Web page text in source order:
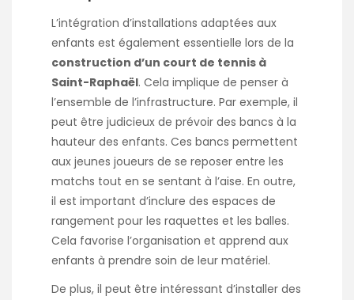
L’intégration d’installations adaptées aux
enfants est également essentielle lors de la
construction d’un court de tennis à
Saint-Raphaël. Cela implique de penser à
l’ensemble de l’infrastructure. Par exemple, il
peut être judicieux de prévoir des bancs à la
hauteur des enfants. Ces bancs permettent
aux jeunes joueurs de se reposer entre les
matchs tout en se sentant à l’aise. En outre,
il est important d’inclure des espaces de
rangement pour les raquettes et les balles.
Cela favorise l’organisation et apprend aux
enfants à prendre soin de leur matériel.
De plus, il peut être intéressant d’installer des